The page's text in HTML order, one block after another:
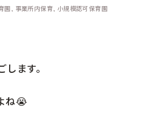
園, 事業所内保育, 小規模認可保育園
ます。
ね😭